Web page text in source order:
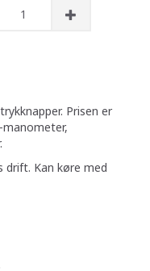
Prisen er
manometer,
drift. Kan køre med